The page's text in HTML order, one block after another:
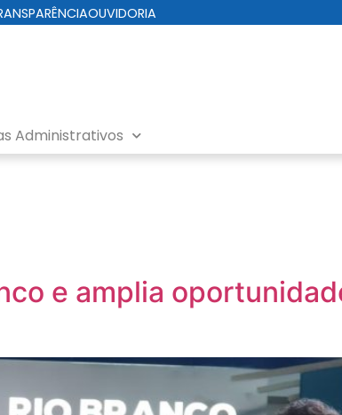
OUVIDORIA
Administrativos
e amplia